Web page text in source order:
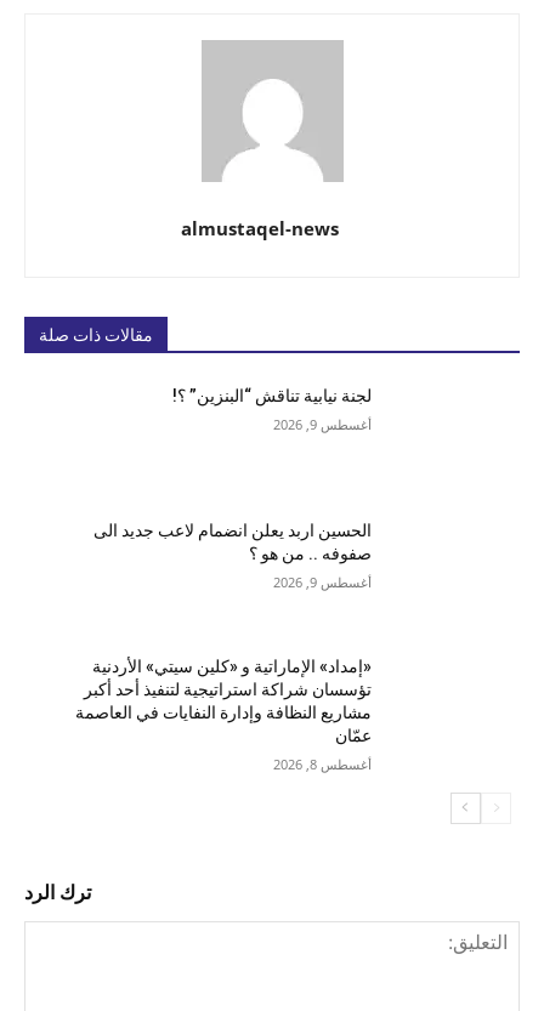
almustaqel-news
مقالات ذات صلة
لجنة نيابية تناقش “البنزين” ؟!
أغسطس 9, 2026
الحسين اربد يعلن انضمام لاعب جديد الى
صفوفه .. من هو ؟
أغسطس 9, 2026
«إمداد» الإماراتية و «كلين سيتي» الأردنية
تؤسسان شراكة استراتيجية لتنفيذ أحد أكبر
مشاريع النظافة وإدارة النفايات في العاصمة
عمّان
أغسطس 8, 2026
ترك الرد